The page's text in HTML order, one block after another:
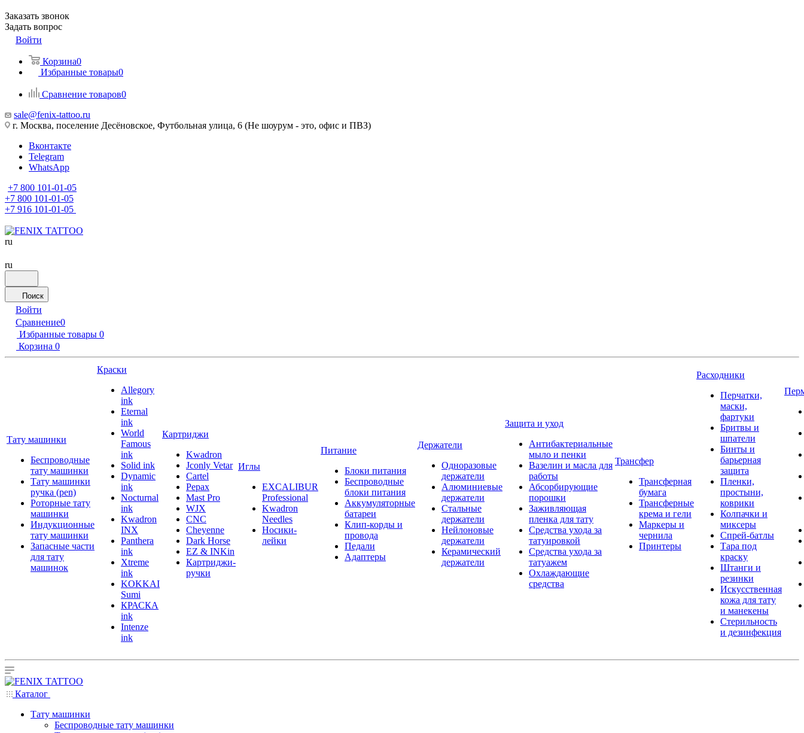
Заказать звонок
Задать вопрос
Войти
Корзина0
Избранные товары0
Сравнение товаров0
sale@fenix-tattoo.ru
г. Москва, поселение Десёновское, Футбольная улица, 6 (Не шоурум - это, офис и ПВЗ)
Вконтакте
Telegram
WhatsApp
+7 800 101-01-05
+7 800 101-01-05
+7 916 101-01-05
ru
ru
Поиск
Войти
Сравнение0
Избранные товары 0
Корзина 0
Тату машинки
Беспроводные
тату машинки
Тату машинки
ручка (pen)
Роторные тату
машинки
Индукционные
тату машинки
Запасные части
для тату
машинок
Краски
Allegory
ink
Eternal
ink
World
Famous
ink
Solid ink
Dynamic
ink
Nocturnal
ink
Kwadron
INX
Panthera
ink
Xtreme
ink
KOKKAI
Sumi
КРАСКА
ink
Intenze
ink
Картриджи
Kwadron
Jconly Vetar
Cartel
Pepax
Mast Pro
WJX
CNC
Cheyenne
Dark Horse
EZ & INKin
Картриджи-
ручки
Иглы
EXCALIBUR
Professional
Kwadron
Needles
Носики-
лейки
Питание
Блоки питания
Беспроводные
блоки питания
Аккумуляторные
батареи
Клип-корды и
провода
Педали
Адаптеры
Держатели
Одноразовые
держатели
Алюминиевые
держатели
Стальные
держатели
Нейлоновые
держатели
Керамический
держатели
Защита и уход
Антибактериальные
мыло и пенки
Вазелин и масла для
работы
Абсорбирующие
порошки
Заживляющая
пленка для тату
Средства ухода за
татуировкой
Средства ухода за
татуажем
Охлаждающие
средства
Трансфер
Трансферная
бумага
Трансферные
крема и гели
Маркеры и
чернила
Принтеры
Расходники
Перчатки,
маски,
фартуки
Бритвы и
шпатели
Бинты и
барьерная
защита
Пленки,
простыни,
коврики
Колпачки и
миксеры
Спрей-батлы
Тара под
краску
Штанги и
резинки
Искусственная
кожа для тату
и манекены
Стерильность
и дезинфекция
Каталог
Тату машинки
Беспроводные тату машинки